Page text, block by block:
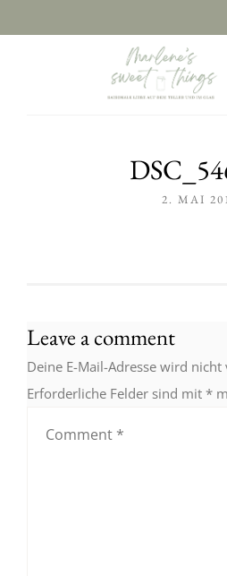
2. MAI
Leave a comment
Deine E-Mail-Adresse wird
Erforderliche Felder sind mit *